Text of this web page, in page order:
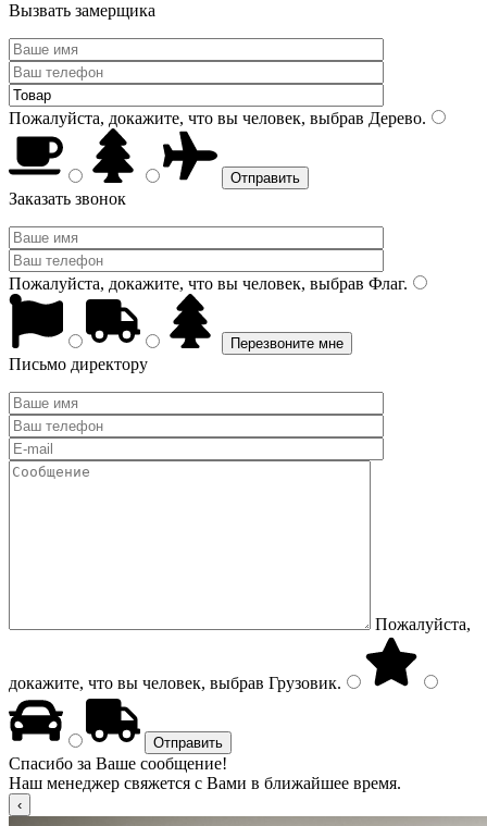
Вызвать замерщика
Пожалуйста, докажите, что вы человек, выбрав Дерево.
Заказать звонок
Пожалуйста, докажите, что вы человек, выбрав Флаг.
Письмо директору
Пожалуйста,
докажите, что вы человек, выбрав Грузовик.
Спасибо за Ваше сообщение!
Наш менеджер свяжется с Вами в ближайшее время.